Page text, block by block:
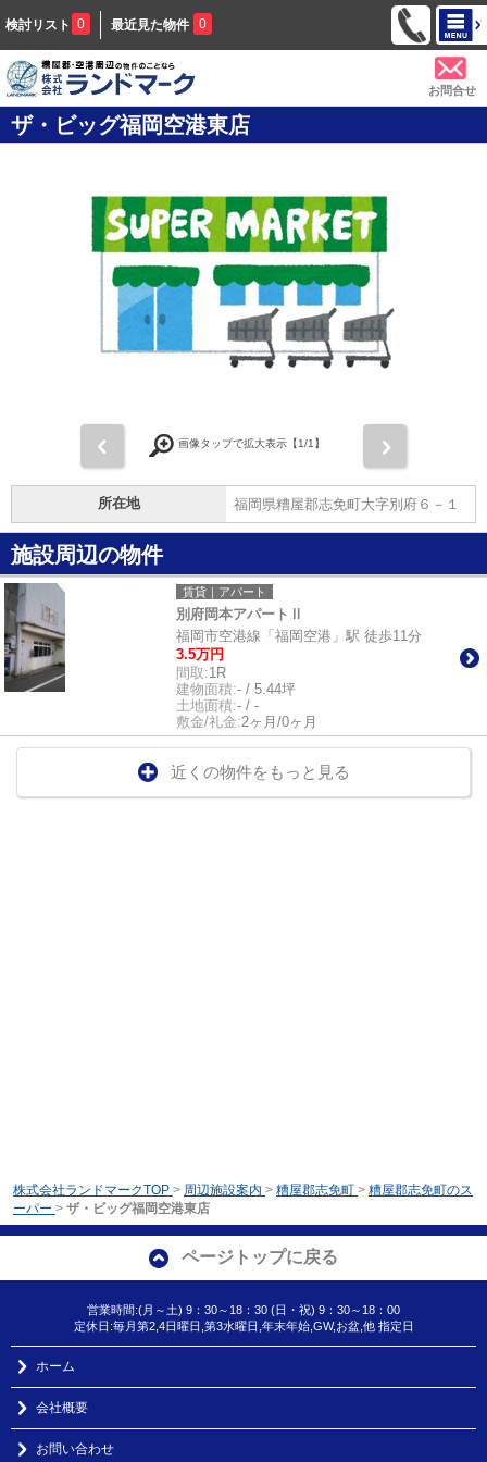
検討リスト 0 最近見た物件 0
お問合せ
ザ・ビッグ福岡空港東店
画像タップで拡大表示【1/1】
所在地 福岡県糟屋郡志免町大字別府６－１
施設周辺の物件
賃貸｜アパート
別府岡本アパートⅡ
福岡市空港線「福岡空港」駅 徒歩11分
3.5万円
間取:1R
建物面積:- / 5.44坪
土地面積:- / -
敷金/礼金:2ヶ月/0ヶ月
近くの物件をもっと見る
株式会社ランドマークTOP > 周辺施設案内 > 糟屋郡志免町 > 糟屋郡志免町のス
ーパー > ザ・ビッグ福岡空港東店
ページトップに戻る
営業時間:(月～土) 9：30～18：30 (日・祝) 9：30～18：00
定休日:毎月第2,4日曜日,第3水曜日,年末年始,GW,お盆,他 指定日
ホーム
会社概要
お問い合わせ